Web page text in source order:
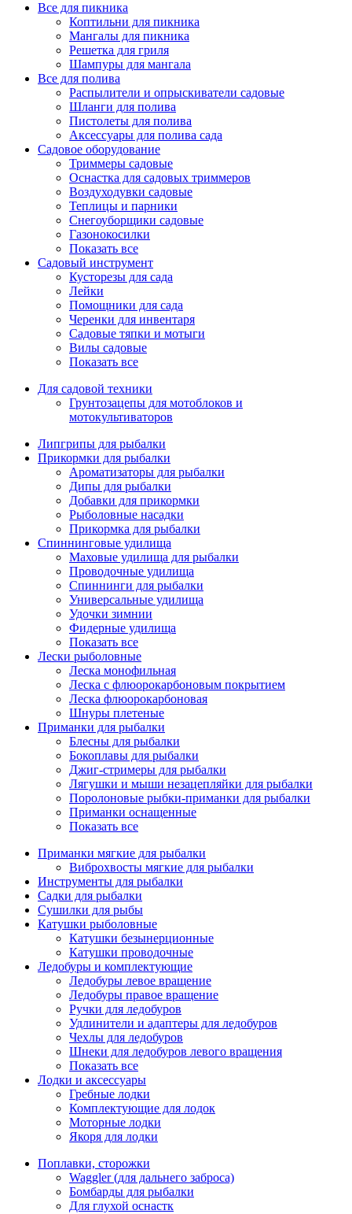
Все для пикника
Коптильни для пикника
Мангалы для пикника
Решетка для гриля
Шампуры для мангала
Все для полива
Распылители и опрыскиватели садовые
Шланги для полива
Пистолеты для полива
Аксессуары для полива сада
Садовое оборудование
Триммеры садовые
Оснастка для садовых триммеров
Воздуходувки садовые
Теплицы и парники
Снегоуборщики садовые
Газонокосилки
Показать все
Садовый инструмент
Кусторезы для сада
Лейки
Помощники для сада
Черенки для инвентаря
Садовые тяпки и мотыги
Вилы садовые
Показать все
Для садовой техники
Грунтозацепы для мотоблоков и
мотокультиваторов
Липгрипы для рыбалки
Прикормки для рыбалки
Ароматизаторы для рыбалки
Дипы для рыбалки
Добавки для прикормки
Рыболовные насадки
Прикормка для рыбалки
Спиннинговые удилища
Маховые удилища для рыбалки
Проводочные удилища
Спиннинги для рыбалки
Универсальные удилища
Удочки зимнии
Фидерные удилища
Показать все
Лески рыболовные
Леска монофильная
Леска с флюорокарбоновым покрытием
Леска флюорокарбоновая
Шнуры плетеные
Приманки для рыбалки
Блесны для рыбалки
Бокоплавы для рыбалки
Джиг-стримеры для рыбалки
Лягушки и мыши незацепляйки для рыбалки
Поролоновые рыбки-приманки для рыбалки
Приманки оснащенные
Показать все
Приманки мягкие для рыбалки
Виброхвосты мягкие для рыбалки
Инструменты для рыбалки
Садки для рыбалки
Сушилки для рыбы
Катушки рыболовные
Катушки безынерционные
Катушки проводочные
Ледобуры и комплектующие
Ледобуры левое вращение
Ледобуры правое вращение
Ручки для ледобуров
Удлинители и адаптеры для ледобуров
Чехлы для ледобуров
Шнеки для ледобуров левого вращения
Показать все
Лодки и аксессуары
Гребные лодки
Комплектующие для лодок
Моторные лодки
Якоря для лодки
Поплавки, сторожки
Waggler (для дальнего заброса)
Бомбарды для рыбалки
Для глухой оснастк